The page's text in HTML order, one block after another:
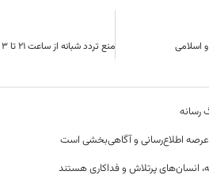
اسلامی
رسانه
اطلاع‌رسانی و آگاهی‌بخشی است
انسان‌های پرتلاش و فداکاری هستند